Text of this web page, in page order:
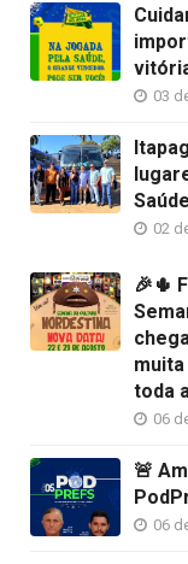
03
Saúde
02
🎉🌵
toda
06
🚨
06